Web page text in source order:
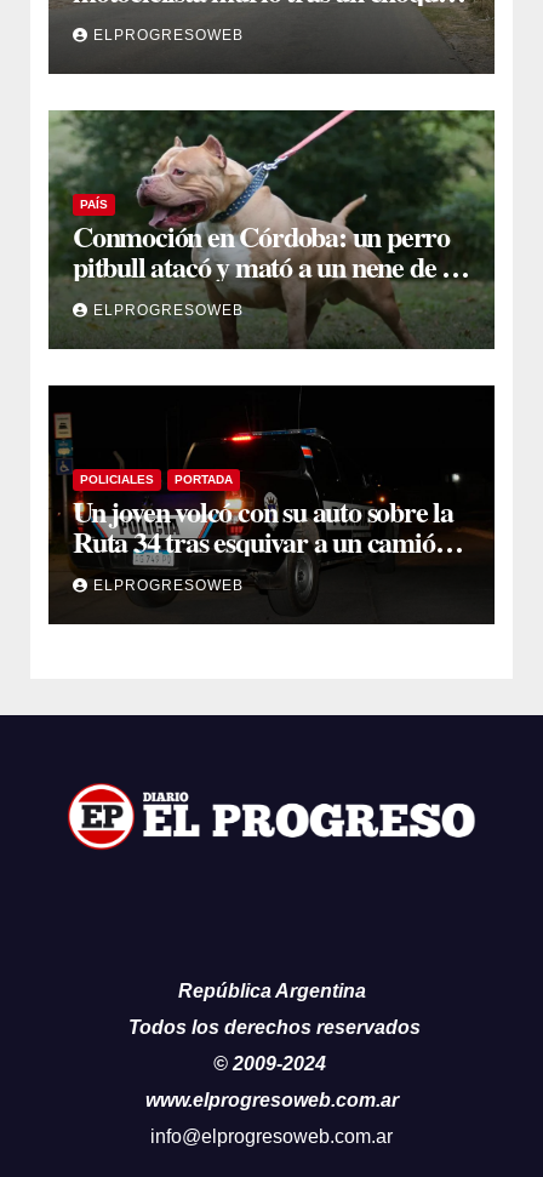
múltiple en El Polear
ELPROGRESOWEB
PAÍS
Conmoción en Córdoba: un perro
pitbull atacó y mató a un nene de 3
años
ELPROGRESOWEB
POLICIALES PORTADA
Un joven volcó con su auto sobre la
Ruta 34 tras esquivar a un camión
que se cruzó de carril
ELPROGRESOWEB
República Argentina
Todos los derechos reservados
© 2009-2024
www.elprogresoweb.com.ar
info@elprogresoweb.com.ar